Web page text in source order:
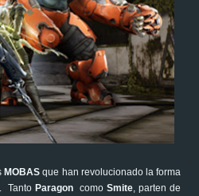
MOBASque han revolucionado la forma
Tanto Paragon como Smite, parten de